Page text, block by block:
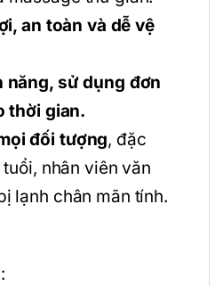
an toàn và dễ vệ
năng, sử dụng đơn
thời gian.
đối tượng, đặc
nhân viên văn
lạnh chân mãn tính.